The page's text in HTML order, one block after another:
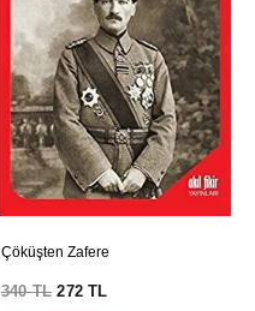
Çöküşten Zafere
340TL 272TL